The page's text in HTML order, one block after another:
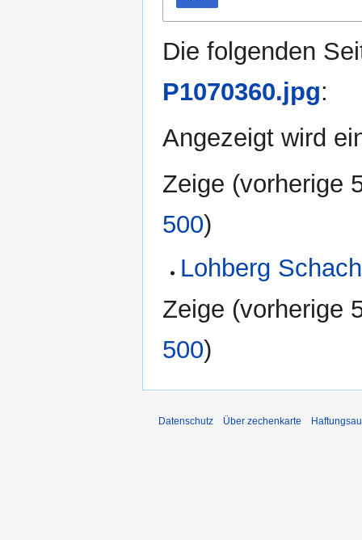
Die folgenden
P1070360.jpg:
Angezeigt wird
Zeige (vorherige
500)
Lohberg
Zeige (vorherige
500)
Datenschutz Über zechenkarte